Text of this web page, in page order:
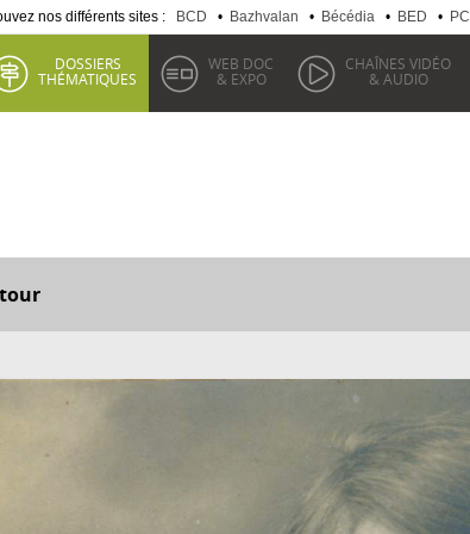
nos différents sites : BCD • Bazhvalan • Bécédia • BED • PCI
DOSSIERS
THÉMATIQUES
WEB DOC
& EXPO
CHAÎNES VIDÉO
& AUDIO